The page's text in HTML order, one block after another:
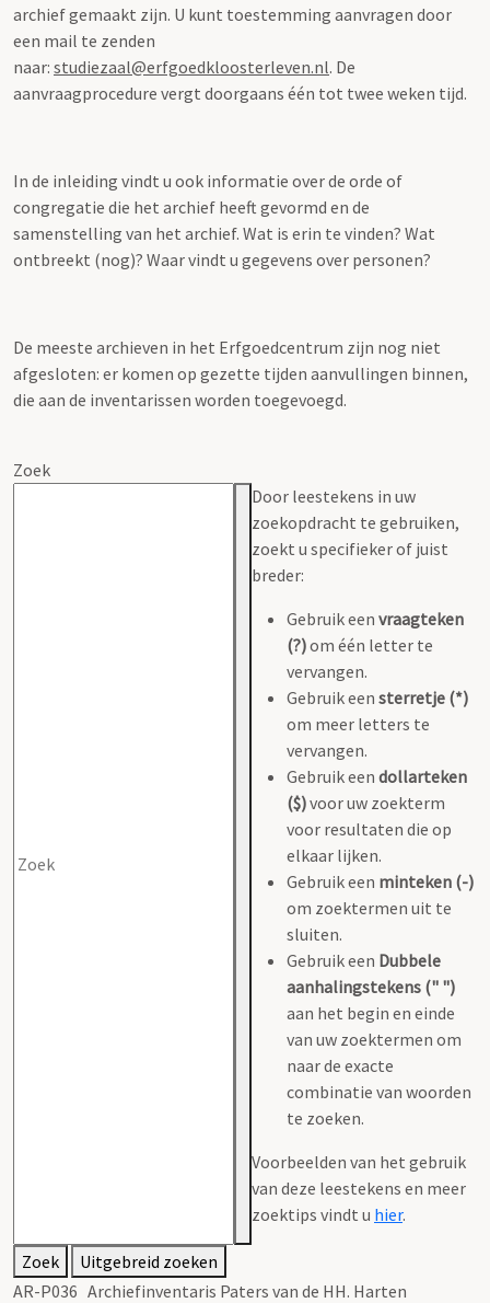
archief gemaakt zijn. U kunt toestemming aanvragen door
een mail te zenden
naar: studiezaal@erfgoedkloosterleven.nl. De
aanvraagprocedure vergt doorgaans één tot twee weken tijd.
In de inleiding vindt u ook informatie over de orde of
congregatie die het archief heeft gevormd en de
samenstelling van het archief. Wat is erin te vinden? Wat
ontbreekt (nog)? Waar vindt u gegevens over personen?
De meeste archieven in het Erfgoedcentrum zijn nog niet
afgesloten: er komen op gezette tijden aanvullingen binnen,
die aan de inventarissen worden toegevoegd.
Zoek
Door leestekens in uw
zoekopdracht te gebruiken,
zoekt u specifieker of juist
breder:
Gebruik een vraagteken
(?)om één letter te
vervangen.
Gebruik een sterretje (*)
om meer letters te
vervangen.
Gebruik een dollarteken
($)voor uw zoekterm
voor resultaten die op
elkaar lijken.
Gebruik een minteken (-)
om zoektermen uit te
sluiten.
Gebruik een Dubbele
aanhalingstekens (" ")
aan het begin en einde
van uw zoektermen om
naar de exacte
combinatie van woorden
te zoeken.
Voorbeelden van het gebruik
van deze leestekens en meer
zoektips vindt u hier.
Zoek
Uitgebreid zoeken
AR-P036 Archiefinventaris Paters van de HH. Harten